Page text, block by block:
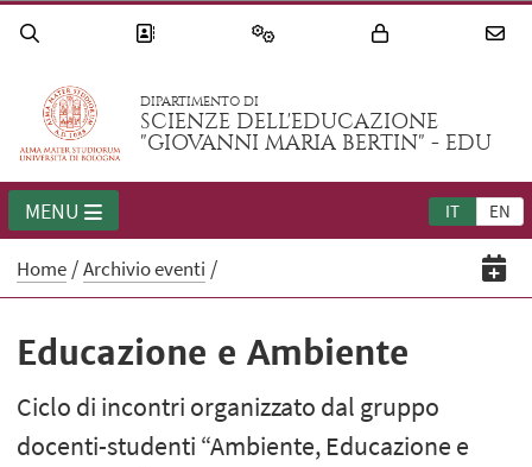
DIPARTIMENTO DI
SCIENZE DELL'EDUCAZIONE
"GIOVANNI MARIA BERTIN" - EDU
IT EN
MENU
Home Archivio eventi
Educazione e Ambiente
Ciclo di incontri organizzato dal gruppo
docenti-studenti “Ambiente, Educazione e